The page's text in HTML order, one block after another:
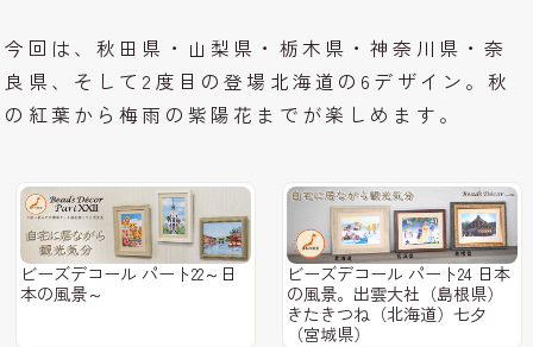
今回は、秋田県・山梨県・栃木県・神奈川県・奈
良県、そして2度目の登場北海道の6デザイン。秋
の紅葉から梅雨の紫陽花までが楽しめます。
ビーズデコール パート22～日
本の風景～
ビーズデコール パート24 日本
の風景。出雲大社（島根県）
きたきつね（北海道）七夕
（宮城県）